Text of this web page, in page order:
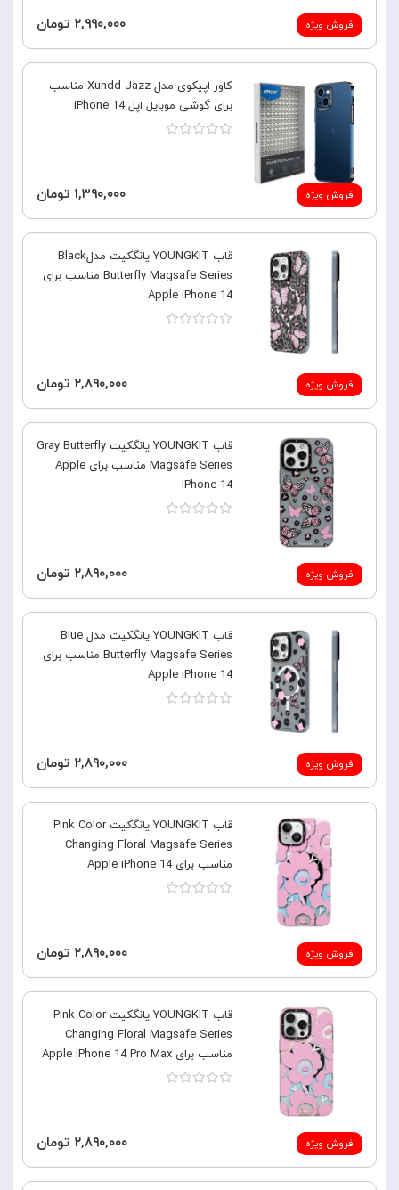
فروش ویژه ۲,۹۹۰,۰۰۰ تومان
فروش ویژه
کاور اپیکوی مدل Xundd Jazz مناسب
برای گوشی موبایل اپل iPhone 14
۱,۳۹۰,۰۰۰ تومان
فروش ویژه
قاب YOUNGKIT یانگکیت مدلBlack
Butterfly Magsafe Series مناسب برای
Apple iPhone 14
۲,۸۹۰,۰۰۰ تومان
فروش ویژه
قاب YOUNGKIT یانگکیت Gray Butterfly
Magsafe Series مناسب برای Apple
iPhone 14
۲,۸۹۰,۰۰۰ تومان
فروش ویژه
قاب YOUNGKIT یانگکیت مدل Blue
Butterfly Magsafe Series مناسب برای
Apple iPhone 14
۲,۸۹۰,۰۰۰ تومان
فروش ویژه
قاب YOUNGKIT یانگکیت Pink Color
Changing Floral Magsafe Series
مناسب برای Apple iPhone 14
۲,۸۹۰,۰۰۰ تومان
فروش ویژه
قاب YOUNGKIT یانگکیت Pink Color
Changing Floral Magsafe Series
مناسب برای Apple iPhone 14 Pro Max
۲,۸۹۰,۰۰۰ تومان